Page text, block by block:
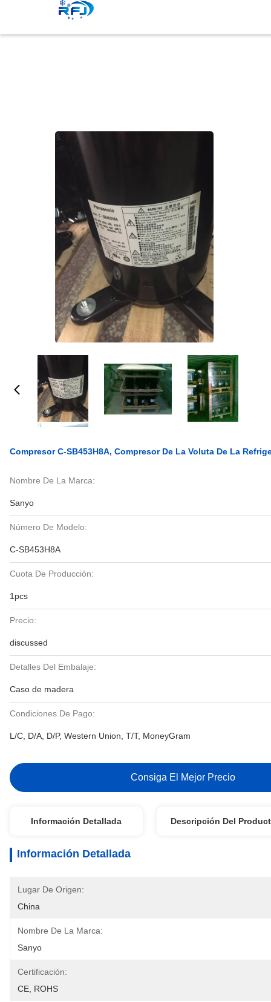
Compresor C-SB453H8A, Compresor De La Voluta De La
Nombre De La Marca:
Sanyo
Número De Modelo:
C-SB453H8A
Cuota De Producción:
1pcs
Precio:
discussed
Detalles Del Embalaje:
Caso de madera
Condiciones De Pago:
L/C, D/A, D/P, Western Union, T/T, MoneyGram
Consiga El Mejor Precio
Información Detallada Descripción Del
Información Detallada
Lugar De Origen:
China
Nombre De La Marca:
Sanyo
Certificación:
CE, ROHS